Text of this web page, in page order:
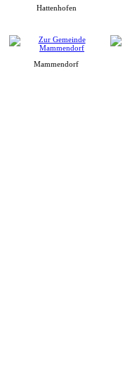
Hattenhofen
Mammendorf